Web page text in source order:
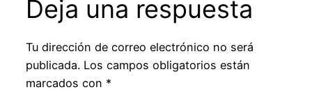
Deja una respuesta
Tu dirección de correo electrónico no será
publicada. Los campos obligatorios están
marcados con *